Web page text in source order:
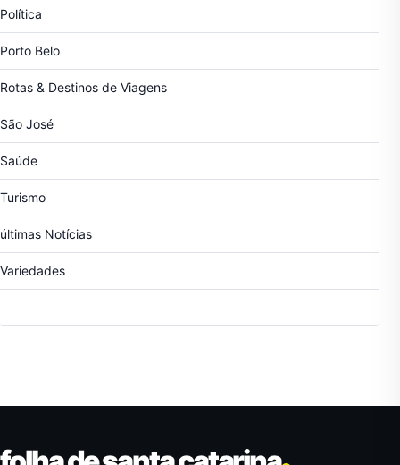
Política
Porto Belo
Rotas & Destinos de Viagens
São José
Saúde
Turismo
últimas Notícias
Variedades